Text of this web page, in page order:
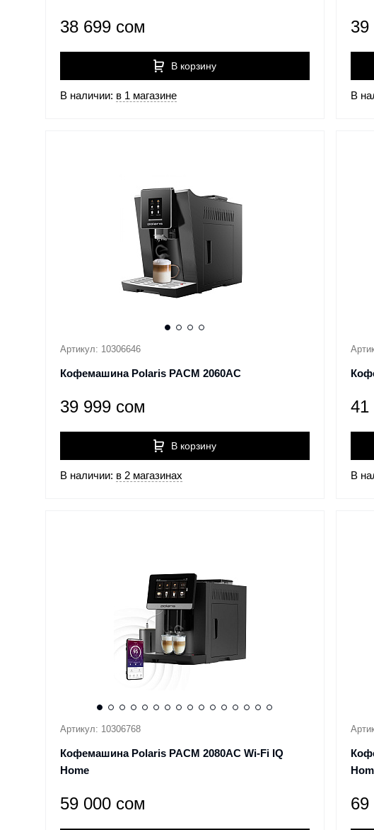
38 699 сом
В корзину
В наличии: в 1 магазине
39
В
Артикул: 10306646
Кофемашина Polaris PACM 2060AC
39 999 сом
В корзину
В наличии: в 2 магазинах
41
В
Артикул: 10306768
Кофемашина Polaris PACM 2080AC Wi-Fi IQ
Home
59 000 сом 69